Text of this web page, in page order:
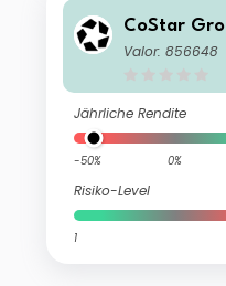
CoStar
Valor: 856648
Jährliche Rendite
-50% 0%
Risiko-Level
1